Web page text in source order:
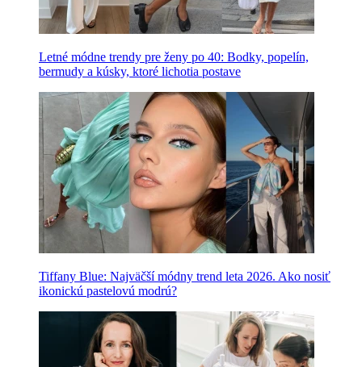
Letné módne trendy pre ženy po 40: Bodky, popelín,
bermudy a kúsky, ktoré lichotia postave
Tiffany Blue: Najväčší módny trend leta 2026. Ako nosiť
ikonickú pastelovú modrú?